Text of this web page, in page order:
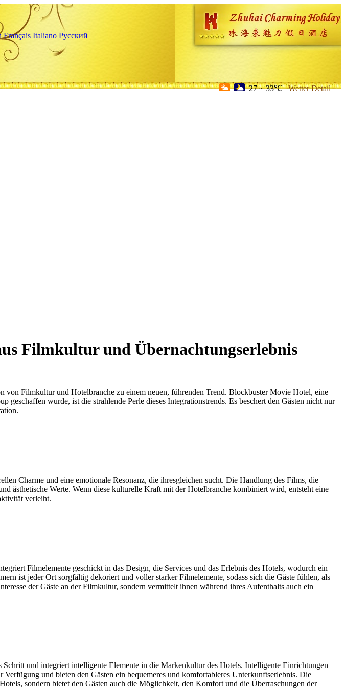
Français Italiano Русский
27 ~ 33℃ Wetter Detail
Filmkultur und Übernachtungserlebnis
Filmkultur und Hotelbranche zu einem neuen, führenden Trend. Blockbuster Movie Hotel, eine
wurde, ist die strahlende Perle dieses Integrationstrends. Es beschert den Gästen nicht nur
Charme und eine emotionale Resonanz, die ihresgleichen sucht. Die Handlung des Films, die
ästhetische Werte. Wenn diese kulturelle Kraft mit der Hotelbranche kombiniert wird, entsteht eine
verleiht.
Filmelemente geschickt in das Design, die Services und das Erlebnis des Hotels, wodurch ein
ist jeder Ort sorgfältig dekoriert und voller starker Filmelemente, sodass sich die Gäste fühlen, als
der Gäste an der Filmkultur, sondern vermittelt ihnen während ihres Aufenthalts auch ein
und integriert intelligente Elemente in die Markenkultur des Hotels. Intelligente Einrichtungen
und bieten den Gästen ein bequemeres und komfortableres Unterkunftserlebnis. Die
sondern bietet den Gästen auch die Möglichkeit, den Komfort und die Überraschungen der